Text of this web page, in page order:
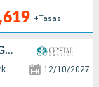
+Tasas
ESTADOS UNIDOS, REINO UNIDO, ANTIGUA Y BARBUDA, FRANCIA, PUERTO RICO
12/10/2027